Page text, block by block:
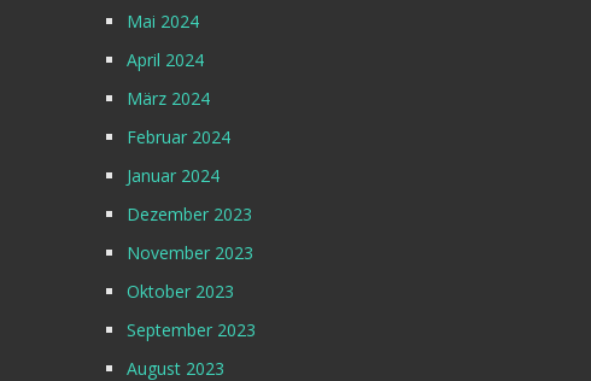
Mai 2024
April 2024
März 2024
Februar 2024
Januar 2024
Dezember 2023
November 2023
Oktober 2023
September 2023
August 2023